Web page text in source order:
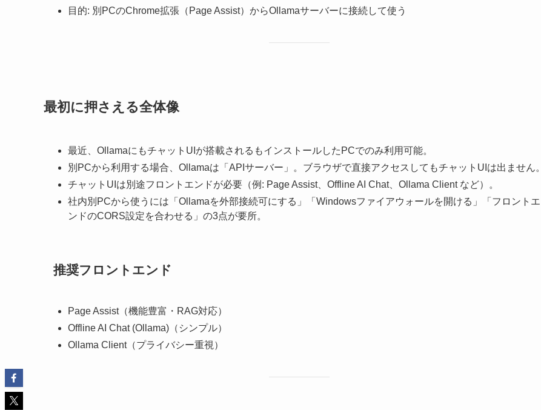
目的: 別PCのChrome拡張（Page Assist）からOllamaサーバーに接続して使う
最初に押さえる全体像
最近、OllamaにもチャットUIが搭載されるもインストールしたPCでのみ利用可能。
別PCから利用する場合、Ollamaは「APIサーバー」。ブラウザで直接アクセスしてもチャットUIは出ません。
チャットUIは別途フロントエンドが必要（例: Page Assist、Offline AI Chat、Ollama Client など）。
社内別PCから使うには「Ollamaを外部接続可にする」「Windowsファイアウォールを開ける」「フロントエ
ンドのCORS設定を合わせる」の3点が要所。
推奨フロントエンド
Page Assist（機能豊富・RAG対応）
Offline AI Chat (Ollama)（シンプル）
Ollama Client（プライバシー重視）